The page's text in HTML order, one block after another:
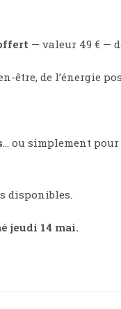
— valeur 49 € —
être, de l’énergie
… ou simplement
disponibles.
jeudi 14 mai.